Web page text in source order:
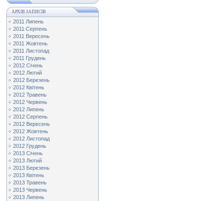
АРХІВ ЗАПИСІВ
2011 Липень
2011 Серпень
2011 Вересень
2011 Жовтень
2011 Листопад
2011 Грудень
2012 Січень
2012 Лютий
2012 Березень
2012 Квітень
2012 Травень
2012 Червень
2012 Липень
2012 Серпень
2012 Вересень
2012 Жовтень
2012 Листопад
2012 Грудень
2013 Січень
2013 Лютий
2013 Березень
2013 Квітень
2013 Травень
2013 Червень
2013 Липень